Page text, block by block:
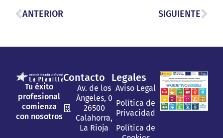
ANTERIOR SIGUIENTE
Tu éxito
profesional
comienza
con nosotros
Contacto
Av. de los
Ángeles, 0
26500
Calahorra,
La Rioja
Legales
Aviso Legal
Política de
Privacidad
Política de